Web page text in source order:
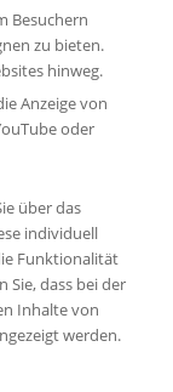
Besuchern
zu bieten.
hinweg.
Anzeige von
oder
über das
individuell
Funktionalität
Sie, dass bei der
Inhalte von
werden.